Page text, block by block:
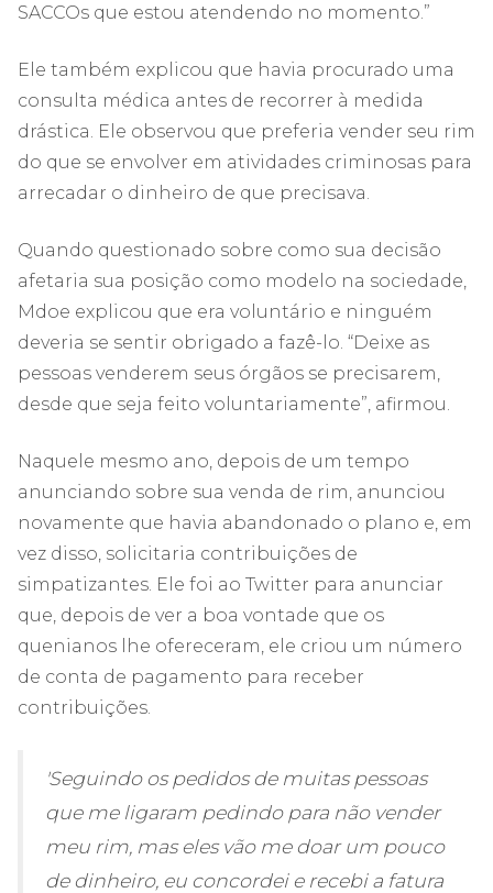
SACCOs que estou atendendo no momento.”
Ele também explicou que havia procurado uma
consulta médica antes de recorrer à medida
drástica. Ele observou que preferia vender seu rim
do que se envolver em atividades criminosas para
arrecadar o dinheiro de que precisava.
Quando questionado sobre como sua decisão
afetaria sua posição como modelo na sociedade,
Mdoe explicou que era voluntário e ninguém
deveria se sentir obrigado a fazê-lo. “Deixe as
pessoas venderem seus órgãos se precisarem,
desde que seja feito voluntariamente”, afirmou.
Naquele mesmo ano, depois de um tempo
anunciando sobre sua venda de rim, anunciou
novamente que havia abandonado o plano e, em
vez disso, solicitaria contribuições de
simpatizantes. Ele foi ao Twitter para anunciar
que, depois de ver a boa vontade que os
quenianos lhe ofereceram, ele criou um número
de conta de pagamento para receber
contribuições.
'Seguindo os pedidos de muitas pessoas
que me ligaram pedindo para não vender
meu rim, mas eles vão me doar um pouco
de dinheiro, eu concordei e recebi a fatura